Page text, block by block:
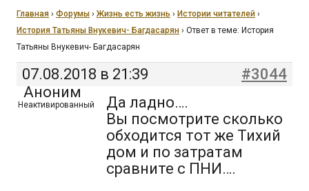
Главная › Форумы › Жизнь есть жизнь › Истории читателей ›
История Татьяны Внукевич- Багдасарян › Ответ в теме: История
Татьяны Внукевич- Багдасарян
07.08.2018 в 21:39
#3044
Аноним
Неактивированный
Да ладно….
Вы посмотрите сколько
обходится тот же Тихий
дом и по затратам
сравните с ПНИ….